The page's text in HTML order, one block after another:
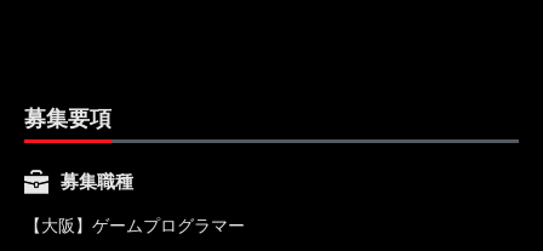
募集要項
募集職種
【大阪】ゲームプログラマー